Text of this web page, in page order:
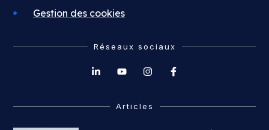
Gestion des cookies
Réseaux sociaux
Articles